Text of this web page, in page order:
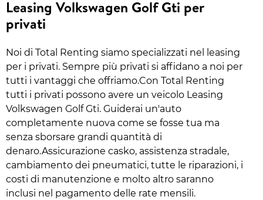
Leasing Volkswagen Golf Gti per
privati
Noi di Total Renting siamo specializzati nel leasing
per i privati. Sempre più privati si affidano a noi per
tutti i vantaggi che offriamo.Con Total Renting
tutti i privati possono avere un veicolo Leasing
Volkswagen Golf Gti. Guiderai un'auto
completamente nuova come se fosse tua ma
senza sborsare grandi quantità di
denaro.Assicurazione casko, assistenza stradale,
cambiamento dei pneumatici, tutte le riparazioni, i
costi di manutenzione e molto altro saranno
inclusi nel pagamento delle rate mensili.